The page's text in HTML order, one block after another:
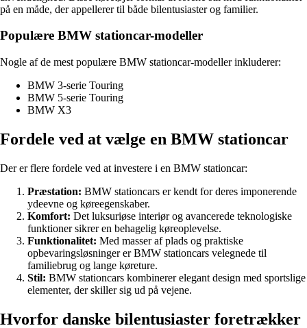
på en måde, der appellerer til både bilentusiaster og familier.
Populære BMW stationcar-modeller
Nogle af de mest populære BMW stationcar-modeller inkluderer:
BMW 3-serie Touring
BMW 5-serie Touring
BMW X3
Fordele ved at vælge en BMW stationcar
Der er flere fordele ved at investere i en BMW stationcar:
Præstation: BMW stationcars er kendt for deres imponerende
ydeevne og køreegenskaber.
Komfort: Det luksuriøse interiør og avancerede teknologiske
funktioner sikrer en behagelig køreoplevelse.
Funktionalitet: Med masser af plads og praktiske
opbevaringsløsninger er BMW stationcars velegnede til
familiebrug og lange køreture.
Stil: BMW stationcars kombinerer elegant design med sportslige
elementer, der skiller sig ud på vejene.
Hvorfor danske bilentusiaster foretrækker